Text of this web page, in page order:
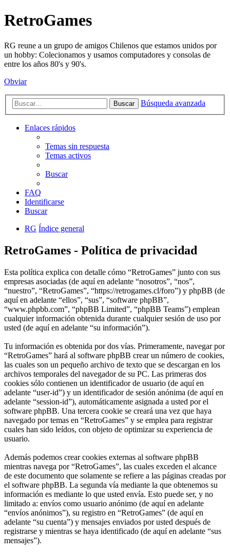
RetroGames
RG reune a un grupo de amigos Chilenos que estamos unidos por
un hobby: Colecionamos y usamos computadores y consolas de
entre los años 80's y 90's.
Obviar
Buscar Búsqueda avanzada
Enlaces rápidos
Temas sin respuesta
Temas activos
Buscar
FAQ
Identificarse
Buscar
RG Índice general
RetroGames - Política de privacidad
Esta política explica con detalle cómo “RetroGames” junto con sus
empresas asociadas (de aquí en adelante “nosotros”, “nos”,
“nuestro”, “RetroGames”, “https://retrogames.cl/foro”) y phpBB (de
aquí en adelante “ellos”, “sus”, “software phpBB”,
“www.phpbb.com”, “phpBB Limited”, “phpBB Teams”) emplean
cualquier información obtenida durante cualquier sesión de uso por
usted (de aquí en adelante “su información”).
Tu información es obtenida por dos vías. Primeramente, navegar por
“RetroGames” hará al software phpBB crear un número de cookies,
las cuales son un pequeño archivo de texto que se descargan en los
archivos temporales del navegador de su PC. Las primeras dos
cookies sólo contienen un identificador de usuario (de aquí en
adelante “user-id”) y un identificador de sesión anónima (de aquí en
adelante “session-id”), automáticamente asignada a usted por el
software phpBB. Una tercera cookie se creará una vez que haya
navegado por temas en “RetroGames” y se emplea para registrar
cuales han sido leídos, con objeto de optimizar su experiencia de
usuario.
Además podemos crear cookies externas al software phpBB
mientras navega por “RetroGames”, las cuales exceden el alcance
de este documento que solamente se refiere a las páginas creadas por
el software phpBB. La segunda vía mediante la que obtenemos su
información es mediante lo que usted envía. Esto puede ser, y no
limitado a: envíos como usuario anónimo (de aquí en adelante
“envíos anónimos”), su registro en “RetroGames” (de aquí en
adelante “su cuenta”) y mensajes enviados por usted después de
registrarse y mientras se haya identificado (de aquí en adelante “sus
mensajes”).